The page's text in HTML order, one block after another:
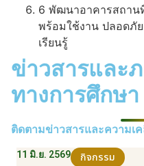
6 พัฒนาอาคารสถาน
พร้อมใช้งาน ปลอดภั
เรียนรู้
ข่าวสารและ
ทางการศึกษา
ติดตามข่าวสารและความเ
11 มิ.ย. 2569 กิจกรรม